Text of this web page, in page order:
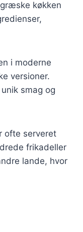
køkken
i moderne
versioner.
smag og
ofte serveret
frikadeller
lande, hvor